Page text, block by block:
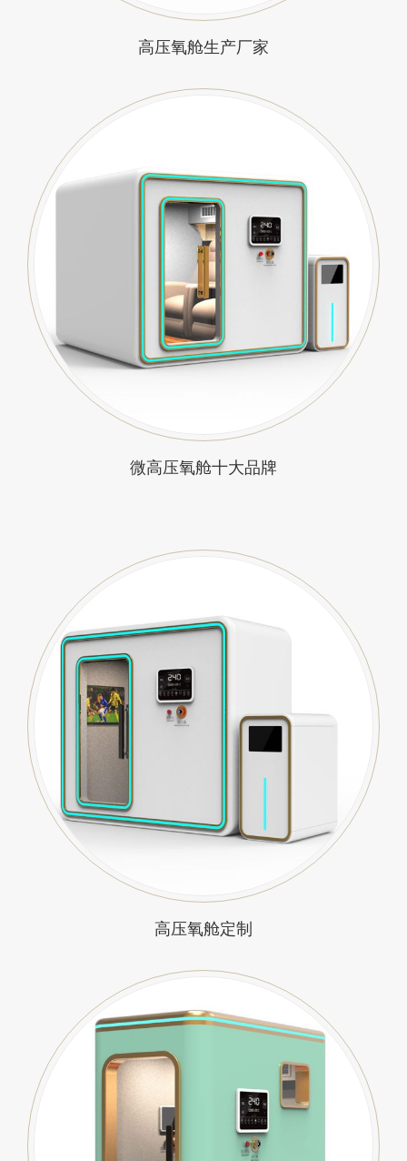
高压氧舱生产厂家
微高压氧舱十大品牌
高压氧舱定制